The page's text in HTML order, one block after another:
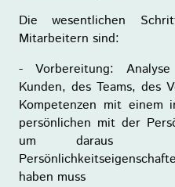
Die wesentlichen
Mitarbeitern sind:
- Vorbereitung:
Kunden, des Teams, des
Kompetenzen mit einem
persönlichen mit der
um daraus
haben muss